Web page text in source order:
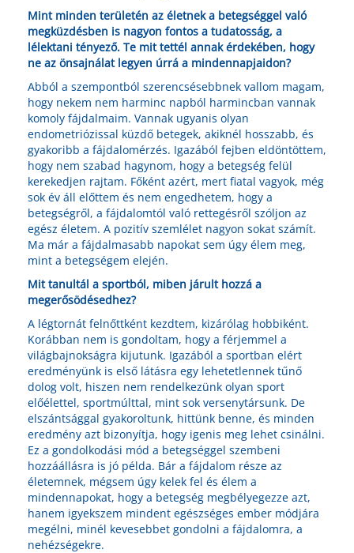
Mint minden területén az életnek a betegséggel való
megküzdésben is nagyon fontos a tudatosság, a
lélektani tényező. Te mit tettél annak érdekében, hogy
ne az önsajnálat legyen úrrá a mindennapjaidon?
Abból a szempontból szerencsésebbnek vallom magam,
hogy nekem nem harminc napból harmincban vannak
komoly fájdalmaim. Vannak ugyanis olyan
endometriózissal küzdő betegek, akiknél hosszabb, és
gyakoribb a fájdalomérzés. Igazából fejben eldöntöttem,
hogy nem szabad hagynom, hogy a betegség felül
kerekedjen rajtam. Főként azért, mert fiatal vagyok, még
sok év áll előttem és nem engedhetem, hogy a
betegségről, a fájdalomtól való rettegésről szóljon az
egész életem. A pozitív szemlélet nagyon sokat számít.
Ma már a fájdalmasabb napokat sem úgy élem meg,
mint a betegségem elején.
Mit tanultál a sportból, miben járult hozzá a
megerősödésedhez?
A légtornát felnőttként kezdtem, kizárólag hobbiként.
Korábban nem is gondoltam, hogy a férjemmel a
világbajnokságra kijutunk. Igazából a sportban elért
eredményünk is első látásra egy lehetetlennek tűnő
dolog volt, hiszen nem rendelkezünk olyan sport
előélettel, sportmúlttal, mint sok versenytársunk. De
elszántsággal gyakoroltunk, hittünk benne, és minden
eredmény azt bizonyítja, hogy igenis meg lehet csinálni.
Ez a gondolkodási mód a betegséggel szembeni
hozzáállásra is jó példa. Bár a fájdalom része az
életemnek, mégsem úgy kelek fel és élem a
mindennapokat, hogy a betegség megbélyegezze azt,
hanem igyekszem mindent egészséges ember módjára
megélni, minél kevesebbet gondolni a fájdalomra, a
nehézségekre.